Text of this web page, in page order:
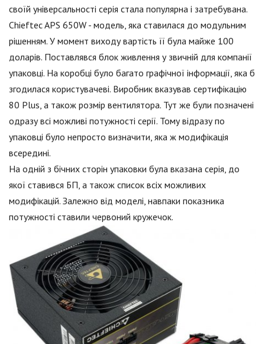
своїй універсальності серія стала популярна і затребувана.
Chieftec APS 650W - модель, яка ставилася до модульним
рішенням. У момент виходу вартість її була майже 100
доларів. Поставлявся блок живлення у звичній для компанії
упаковці. На коробці було багато графічної інформації, яка б
згодилася користувачеві. Виробник вказував сертифікацію
80 Plus, а також розмір вентилятора. Тут же були позначені
одразу всі можливі потужності серії. Тому відразу по
упаковці було непросто визначити, яка ж модифікація
всередині.
На одній з бічних сторін упаковки була вказана серія, до
якої ставився БП, а також список всіх можливих
модифікацій. Залежно від моделі, навпаки показника
потужності ставили червоний кружечок.